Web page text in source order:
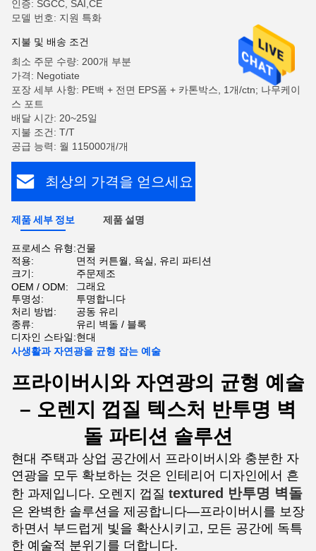
인증: SGCC, SAI,CE
모델 번호: 지원 특화
지불 및 배송 조건
최소 주문 수량: 200개 부분
가격: Negotiate
포장 세부 사항: PE백 + 전면 EPS폼 + 카톤박스, 1개/ctn; 나무케이
스 포트
배달 시간: 20~25일
지불 조건: T/T
공급 능력: 월 115000개/개
최상의 가격을 얻으세요
제품 세부 정보 제품 설명
프로세스 유형:건물
적용:
면적 커튼월, 욕실, 유리 파티션
크기:
주문제조
OEM / ODM:
그래요
투명성:
투명합니다
처리 방법:
공동 유리
종류:
유리 벽돌 / 블록
디자인 스타일:현대
사생활과 자연광을 균형 잡는 예술
프라이버시와 자연광의 균형 예술
– 오렌지 껍질 텍스처 반투명 벽
돌 파티션 솔루션
현대 주택과 상업 공간에서 프라이버시와 충분한 자
연광을 모두 확보하는 것은 인테리어 디자인에서 흔
한 과제입니다. 오렌지 껍질 textured 반투명 벽돌
은 완벽한 솔루션을 제공합니다—프라이버시를 보장
하면서 부드럽게 빛을 확산시키고, 모든 공간에 독특
한 예술적 분위기를 더합니다.